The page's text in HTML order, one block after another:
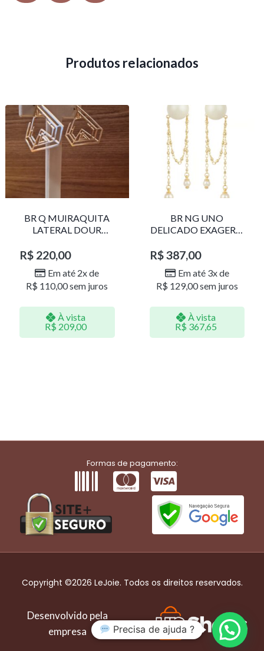
Produtos relacionados
BR Q MUIRAQUITA
LATERAL DOUR
R$ 220,00
Em até 2x de
R$ 110,00sem juros
À vista
R$ 209,00
BR NG UNO
DELICADO EXAGERO
R$387,00
Em até 3x de
R$ 129,00sem juros
À vista
R$ 367,65
Formas de pagamento:
Copyright ©2026 LeJoie. Todos os direitos reservados.
Desenvolvido pela
empresa
Precisa de ajuda ?